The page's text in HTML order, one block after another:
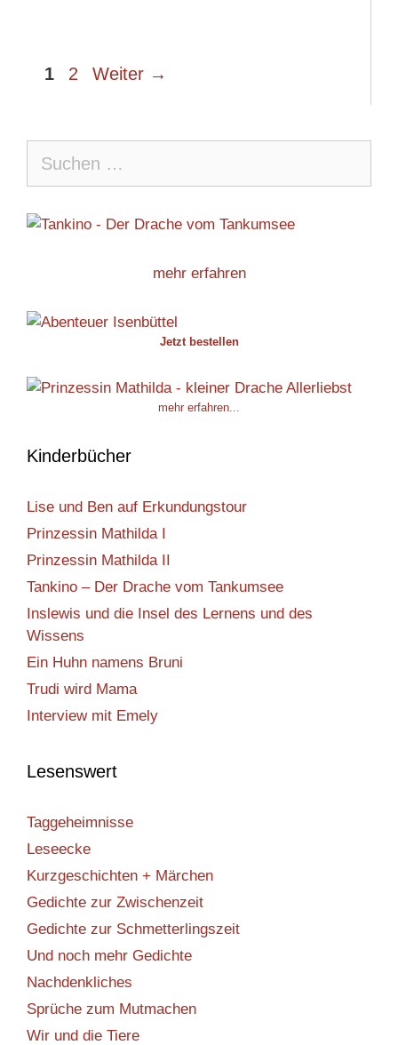
Seite
1 Seite
2 Weiter →
nach:
mehr erfahren
Jetzt bestellen
mehr erfahren...
Kinderbücher
Lise und Ben auf Erkundungstour
Prinzessin Mathilda I
Prinzessin Mathilda II
Tankino – Der Drache vom Tankumsee
Inslewis und die Insel des Lernens und des
Wissens
Ein Huhn namens Bruni
Trudi wird Mama
Interview mit Emely
Lesenswert
Taggeheimnisse
Leseecke
Kurzgeschichten + Märchen
Gedichte zur Zwischenzeit
Gedichte zur Schmetterlingszeit
Und noch mehr Gedichte
Nachdenkliches
Sprüche zum Mutmachen
Wir und die Tiere